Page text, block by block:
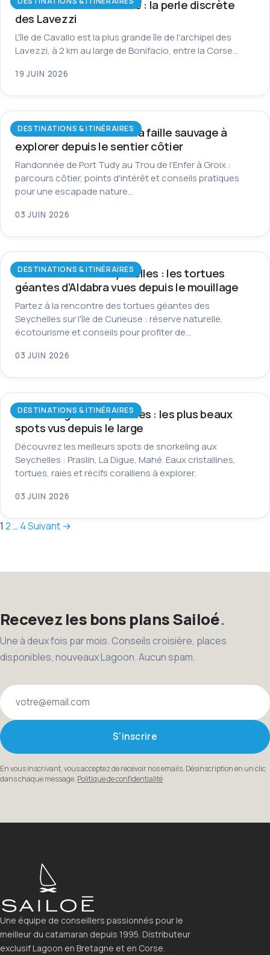
L’île de Cavallo en Corse : la perle discrète
des Lavezzi
L'île de Cavallo est la plus grande île de l'archipel des
Lavezzi, à 2 km au large de Bonifacio, entre la Corse…
19 JUIN 2026
DESTINATIONS & ITINÉRAIRES
Trou de l’Enfer à Groix : la faille sauvage à
explorer depuis le sentier côtier
Randonnée de Port Tudy au Trou de l'Enfer à Groix :
parcours côtier, points d'intérêt et conseils pratiques
pour une escapade nature…
03 JUIN 2026
DESTINATIONS & ITINÉRAIRES
Île Curieuse aux Seychelles : les tortues
géantes d’Aldabra vues depuis le mouillage
Partez à la rencontre des tortues géantes des
Seychelles sur l'île de Curieuse : réserve naturelle,
écotourisme et conseils pour profiter de…
03 JUIN 2026
DESTINATIONS & ITINÉRAIRES
Snorkeling aux Seychelles : les plus beaux
spots vus depuis le large
Découvrez les meilleurs spots de snorkeling aux
Seychelles : Praslin, La Digue, Mahé. Eaux cristallines,
tortues, raies et récifs coralliens à explorer.
03 JUIN 2026
Pagination
publications
1 2… 4Suivant →
Recevez les bons plans Sailoé
Une à deux fois par mois. Conseils croisière, places
disponibles, nouveaux Lagoon. Aucun spam.
Votre email
S'inscrire
En vous inscrivant, vous acceptez de recevoir nos emails. Désinscription en un clic
dans chaque message. Politique de confidentialité
Une équipe de conseillers passionnés pour le
meilleur du catamaran depuis 1995. Distributeur
exclusif Lagoon en Bretagne et en Corse.